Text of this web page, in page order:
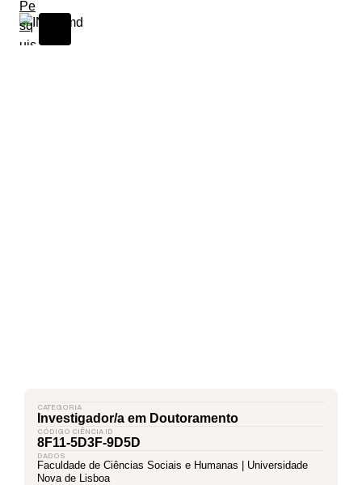
CATEGORIA
Investigador/a em Doutoramento
CÓDIGO CIÊNCIA ID
8F11-5D3F-9D5D
DADOS
Faculdade de Ciências Sociais e Humanas | Universidade
Nova de Lisboa